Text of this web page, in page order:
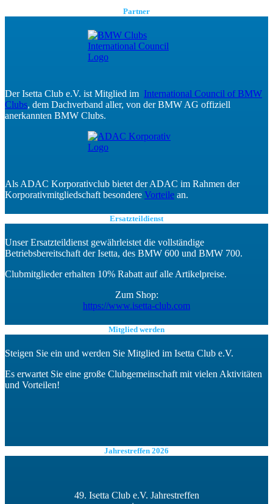
Partner
Der Isetta Club e.V. ist Mitglied im International Council of BMW
Clubs, dem Dachverband aller, von der BMW AG offiziell
anerkannten BMW Clubs.
Als ADAC Korporativclub bietet der ADAC im Rahmen der
Korporativmitgliedschaft besondere Vorteile an.
Ersatzteildienst
Unser Ersatzteildienst gewährleistet die vollständige
Betriebsbereitschaft der Isetta, des BMW 600 und BMW 700.
Clubmitglieder erhalten 10% Rabatt auf alle Artikelpreise.
Zum Shop:
https://www.isetta-club.com
Mitglied werden
Steigen Sie ein und werden Sie Mitglied im Isetta Club e.V.
Es erwartet Sie eine große Clubgemeinschaft mit vielen Aktivitäten
und Vorteilen!
Jahrestreffen 2026
49. Isetta Club e.V. Jahrestreffen